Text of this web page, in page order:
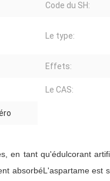
Code du SH:
Le type:
Effets:
Le CAS:
en tant qu'édulcorant
absorbéL'aspartame est